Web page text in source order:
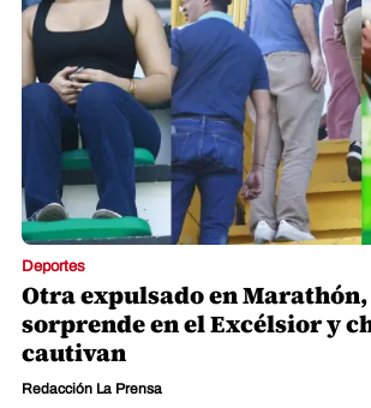
Deportes
Otra expulsado en
sorprende en el Excélsior y
cautivan
Redacción La Prensa